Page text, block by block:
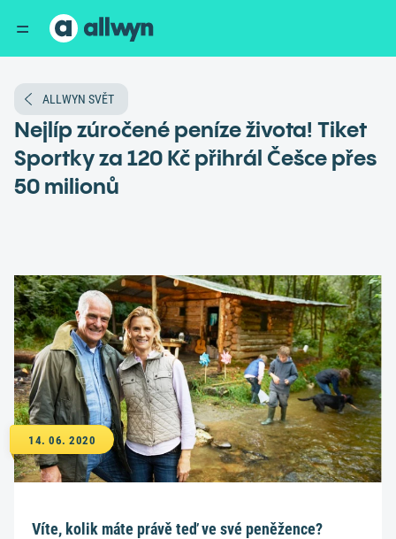
ALLWYN SVĚT
Nejlíp zúročené peníze života! Tiket
Sportky za 120 Kč přihrál Češce přes
50 milionů
14. 06. 2020
Víte, kolik máte právě teď ve své peněžence?